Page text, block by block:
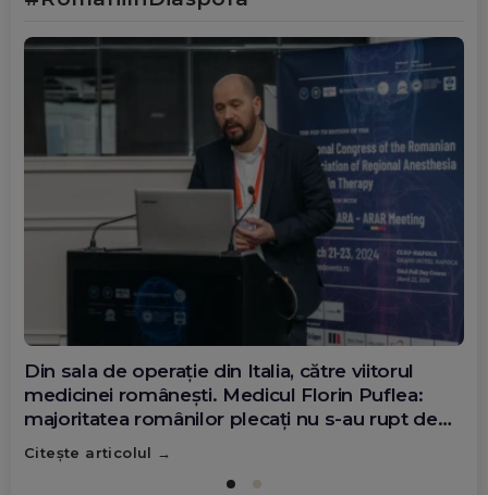
Din sala de operație din Italia, către viitorul
medicinei românești. Medicul Florin Puflea:
majoritatea românilor plecați nu s-au rupt de
țară
Citește articolul